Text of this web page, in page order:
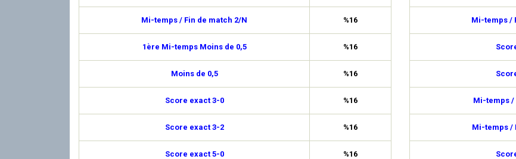
Mi-temps / Fin de match 2/N %16
1ère Mi-temps Moins de 0,5 %16
Moins de 0,5 %16
Score exact 3-0 %16
Score exact 3-2 %16
Score exact 5-0 %16
Mi-temps /
Mi-temps /
Mi-temps /